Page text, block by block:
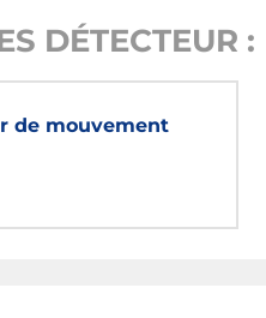
DÉTECTEUR :
de mouvement